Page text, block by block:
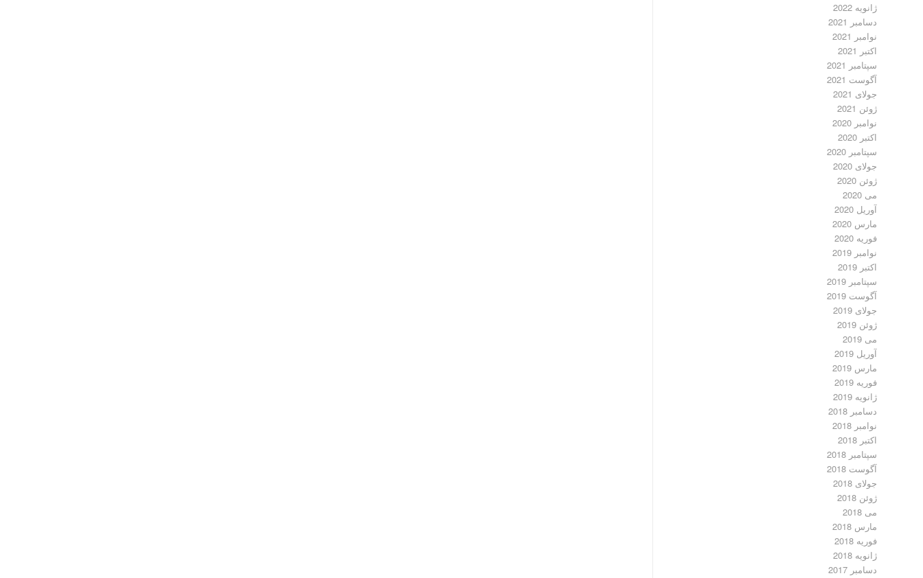
ژانویه 2022
دسامبر 2021
نوامبر 2021
اکتبر 2021
سپتامبر 2021
آگوست 2021
جولای 2021
ژوئن 2021
نوامبر 2020
اکتبر 2020
سپتامبر 2020
جولای 2020
ژوئن 2020
می 2020
آوریل 2020
مارس 2020
فوریه 2020
نوامبر 2019
اکتبر 2019
سپتامبر 2019
آگوست 2019
جولای 2019
ژوئن 2019
می 2019
آوریل 2019
مارس 2019
فوریه 2019
ژانویه 2019
دسامبر 2018
نوامبر 2018
اکتبر 2018
سپتامبر 2018
آگوست 2018
جولای 2018
ژوئن 2018
می 2018
مارس 2018
فوریه 2018
ژانویه 2018
دسامبر 2017